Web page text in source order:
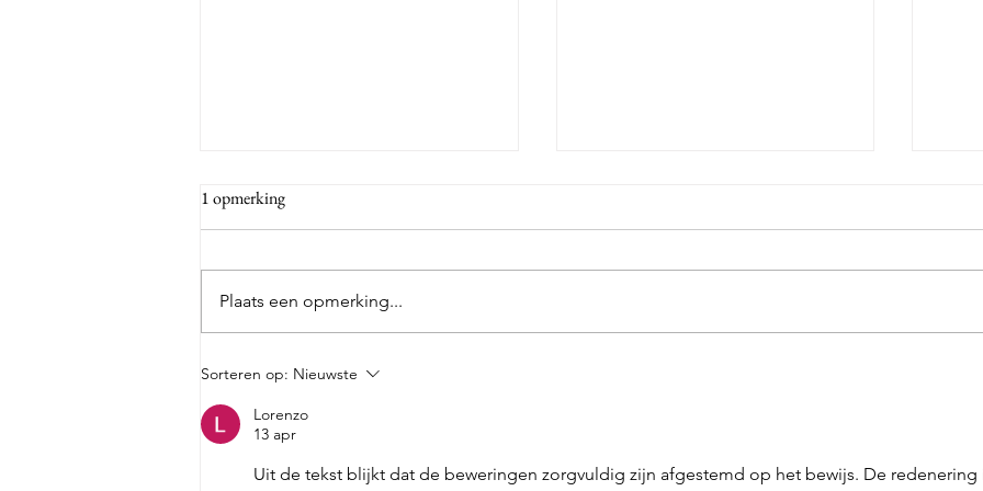
Optreden van het Baarnse trio
Wekelijkse creatieve middag
1 opmerking
Plaats een opmerking...
Sorteren op: Nieuwste
Lorenzo
13 apr
Uit de tekst blijkt dat de beweringen zorgvuldig zijn afgestemd op het bewijs. De redenering